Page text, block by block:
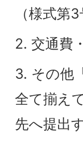
（様式第
2. 交通費
3. その他
全て揃え
先へ提出